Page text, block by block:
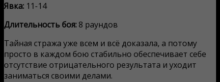
Явка: 11-14
Длительность боя: 8 раундов
Тайная стража уже всем и всё доказала, а потому
просто в каждом бою стабильно обеспечивает себе
отсутствие отрицательного результата и уходит
заниматься своими делами.